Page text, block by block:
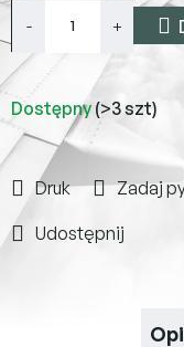
Dostępny (>3 szt)
Druk Zadaj
Udostępnij